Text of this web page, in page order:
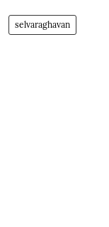
selvaraghavan